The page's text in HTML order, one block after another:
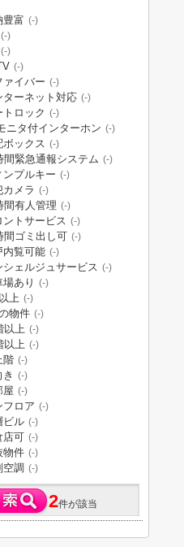
豊富 (-)
(-)
(-)
(-)
ァイバー (-)
ターネット対応 (-)
トロック (-)
ニタ付インターホン (-)
ボックス (-)
間緊急通報システム (-)
ンプルキー (-)
カメラ (-)
間有人管理 (-)
ントサービス (-)
間ゴミ出し可 (-)
内覧可能 (-)
シェルジュサービス (-)
場あり (-)
上 (-)
物件 (-)
以上 (-)
以上 (-)
階 (-)
(-)
屋 (-)
フロア (-)
ビル (-)
店可 (-)
物件 (-)
空調 (-)
2件が該当